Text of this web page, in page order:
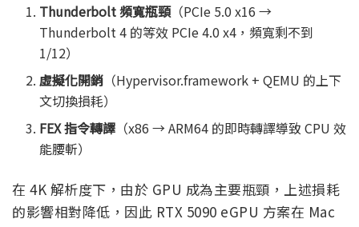
Thunderbolt 頻寬瓶頸（PCIe 5.0 x16 →
Thunderbolt 4 的等效 PCIe 4.0 x4，頻寬剩不到
1/12）
虛擬化開銷 （Hypervisor.framework + QEMU 的上下
文切換損耗）
FEX 指令轉譯 （x86 → ARM64 的即時轉譯導致 CPU 效
能腰斬）
在 4K 解析度下，由於 GPU 成為主要瓶頸，上述損耗
的影響相對降低，因此 RTX 5090 eGPU 方案在 Mac